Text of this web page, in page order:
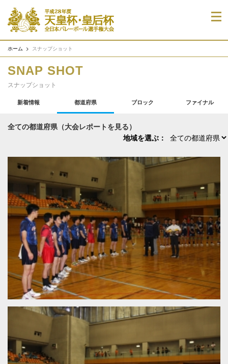
ホーム スナップショット
SNAP SHOT
スナップショット
新着情報 都道府県 ブロック ファイナル
全ての都道府県（大会レポートを見る）
地域を選ぶ：